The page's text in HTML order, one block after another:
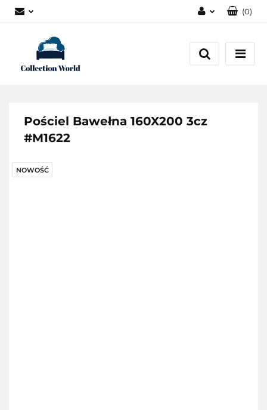
Zarejestruj się
(0)
Pościel Bawełna 160X200 3cz
#M1622
NOWOŚĆ